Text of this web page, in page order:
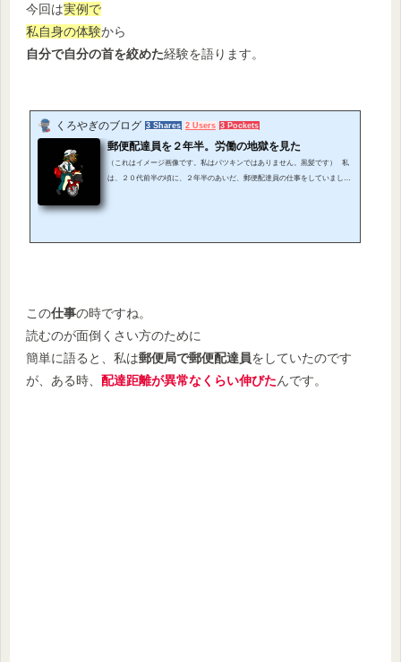
今回は実例で
私自身の体験から
自分で自分の首を絞めた経験を語ります。
くろやぎのブログ 3 Shares 2 Users 3 Pockets
郵便配達員を２年半。労働の地獄を見た
（これはイメージ画像です。私はパツキンではありません。黒髪です） 私
は、２０代前半の頃に、２年半のあいだ、郵便配達員の仕事をしていまし
この仕事の時ですね。
読むのが面倒くさい方のために
簡単に語ると、私は郵便局で郵便配達員をしていたのです
が、ある時、 配達距離が異常なくらい伸びたんです。